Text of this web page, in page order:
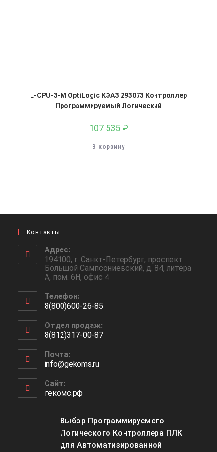
L-CPU-3-M OptiLogic КЭАЗ 293073 Контроллер
Программируемый Логический
107 535 ₽
В корзину
Контакты
Адрес:
194100, г. Санкт-Петербург, проспект
Большой Сампсониевский, д. 84, литера
А, пом. 6Н, офис 4
Телефон:
8(800)600-26-85
в
вашем
приложении
Отдел продаж:
8(812)317-00-87
в
вашем
приложении
Почта:
info@gekoms.ruОткроется
Сайт:
гекомс.рф
Выбор Программируемого
Логического Контроллера ПЛК
для Автоматизированной